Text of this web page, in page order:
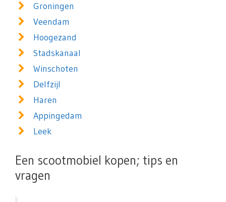
Groningen
Veendam
Hoogezand
Stadskanaal
Winschoten
Delfzijl
Haren
Appingedam
Leek
Een scootmobiel kopen; tips en
vragen